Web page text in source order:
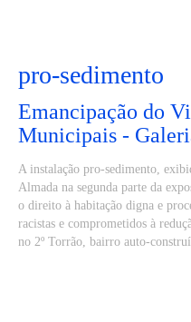
pro-sedimento
Emancipação do
Municipais -
A instalação pro-sedimento,
Almada na segunda parte da
o direito à habitação digna e
racistas e comprometidos à
no 2º Torrão, bairro auto-